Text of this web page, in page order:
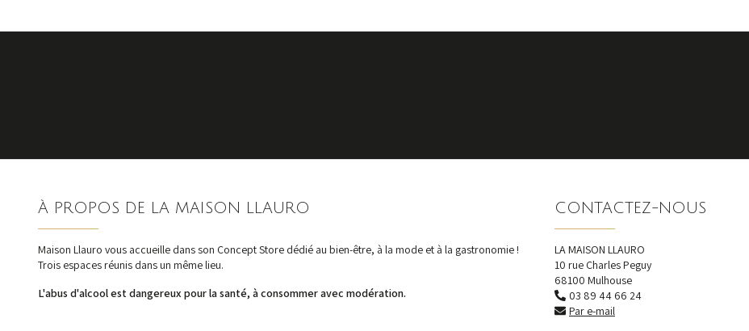
nos dernières actualités et offres
À PROPOS DE LA MAISON LLAURO
Maison Llauro vous accueille dans son Concept Store dédié au bien-être, à la mode et à la gastronomie !
Trois espaces réunis dans un même lieu.
L'abus d'alcool est dangereux pour la santé, à consommer avec modération.
CONTACTEZ-NOUS
LA MAISON LLAURO
10 rue Charles Peguy
68100 Mulhouse
03 89 44 66 24
Par e-mail